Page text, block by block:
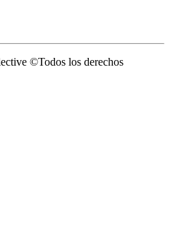
©Todos los derechos